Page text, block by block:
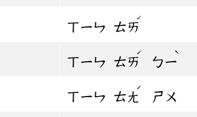
ㄒㄧㄣ ㄊㄞ
ˊ
ㄒㄧㄣ ㄊㄞ
ˊ
ㄅㄧ
ˋ
ㄒㄧㄣ ㄊㄤ
ˊ
ㄕㄨ